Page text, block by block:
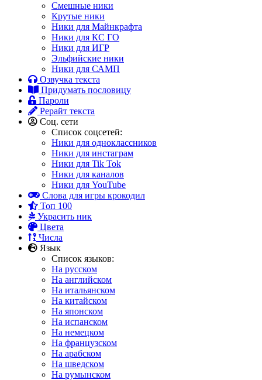
Смешные ники
Крутые ники
Ники для Майнкрафта
Ники для КС ГО
Ники для ИГР
Эльфийские ники
Ники для САМП
Озвучка текста
Придумать пословицу
Пароли
Рерайт текста
Соц. сети
Список соцсетей:
Ники для одноклассников
Ники для инстаграм
Ники для Tik Tok
Ники для каналов
Ники для YouTube
Слова для игры крокодил
Топ 100
Украсить ник
Цвета
Числа
Язык
Список языков:
На русском
На английском
На итальянском
На китайском
На японском
На испанском
На немецком
На французском
На арабском
На шведском
На румынском